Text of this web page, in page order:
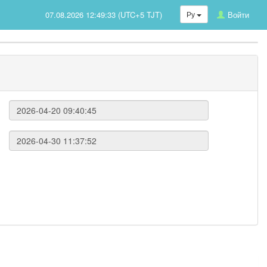
Ру Войти
07.08.2026 12:49:33 (UTC+5 TJT)